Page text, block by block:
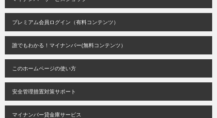
プレミアム会員ログイン（有料コンテンツ）
誰でもわかる！マイナンバー(無料コンテンツ）
このホームページの使い方
安全管理措置対策サポート
マイナンバー貸金庫サービス